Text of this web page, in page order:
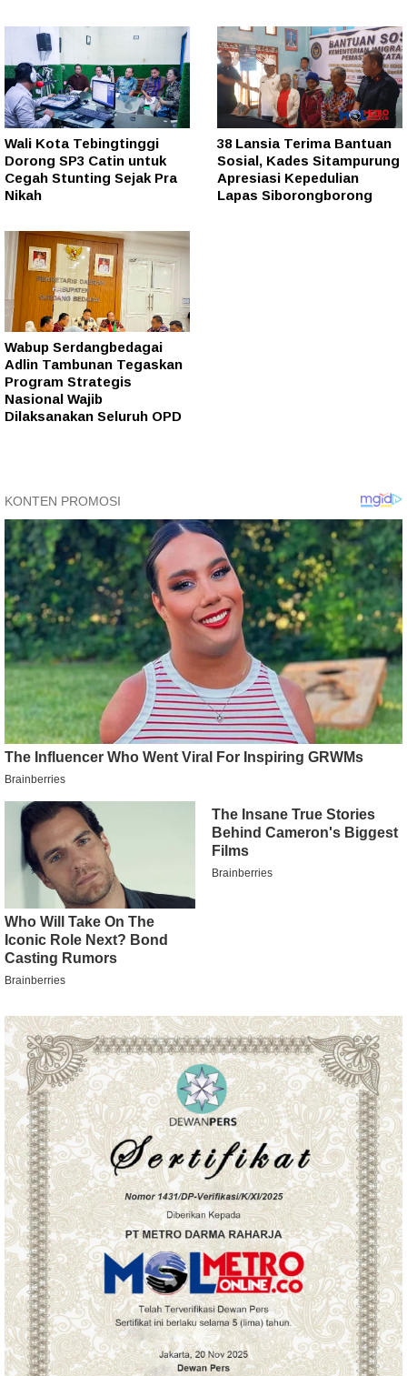
Wali Kota Tebingtinggi
Dorong SP3 Catin untuk
Cegah Stunting Sejak Pra
Nikah
38 Lansia Terima Bantuan
Sosial, Kades Sitampurung
Apresiasi Kepedulian
Lapas Siborongborong
Wabup Serdangbedagai
Adlin Tambunan Tegaskan
Program Strategis
Nasional Wajib
Dilaksanakan Seluruh OPD